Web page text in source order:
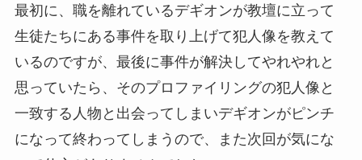
最初に、職を離れているデギオンが教壇に立って
生徒たちにある事件を取り上げて犯人像を教えて
いるのですが、最後に事件が解決してやれやれと
思っていたら、そのプロファイリングの犯人像と
一致する人物と出会ってしまいデギオンがピンチ
になって終わってしまうので、また次回が気にな